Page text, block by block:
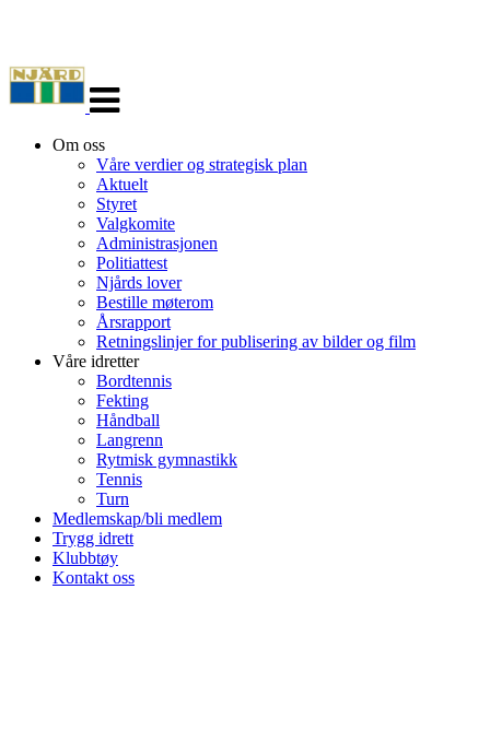
navigasjon
Om oss
Våre verdier og strategisk plan
Aktuelt
Styret
Valgkomite
Administrasjonen
Politiattest
Njårds lover
Bestille møterom
Årsrapport
Retningslinjer for publisering av bilder og film
Våre idretter
Bordtennis
Fekting
Håndball
Langrenn
Rytmisk gymnastikk
Tennis
Turn
Medlemskap/bli medlem
Trygg idrett
Klubbtøy
Kontakt oss